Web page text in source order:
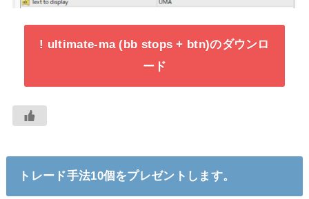
! ultimate-ma (bb stops + btn)のダウンロ
ード
トレード手法10個をプレゼントします。